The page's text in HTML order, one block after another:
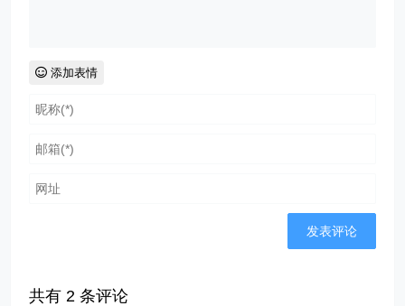
添加表情
共有2 条评论